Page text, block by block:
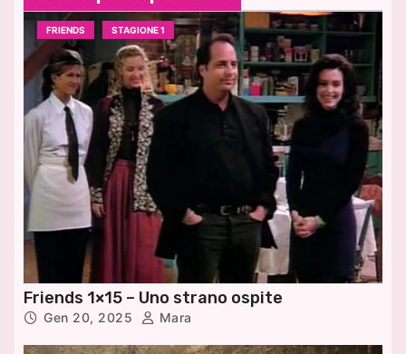
FRIENDS STAGIONE 1
Friends 1×15 – Uno strano ospite
Gen 20, 2025 Mara